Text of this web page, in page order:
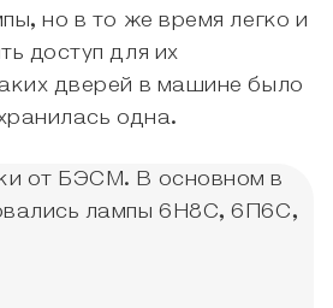
но в то же время легко и
доступ для их
дверей в машине было
одна.